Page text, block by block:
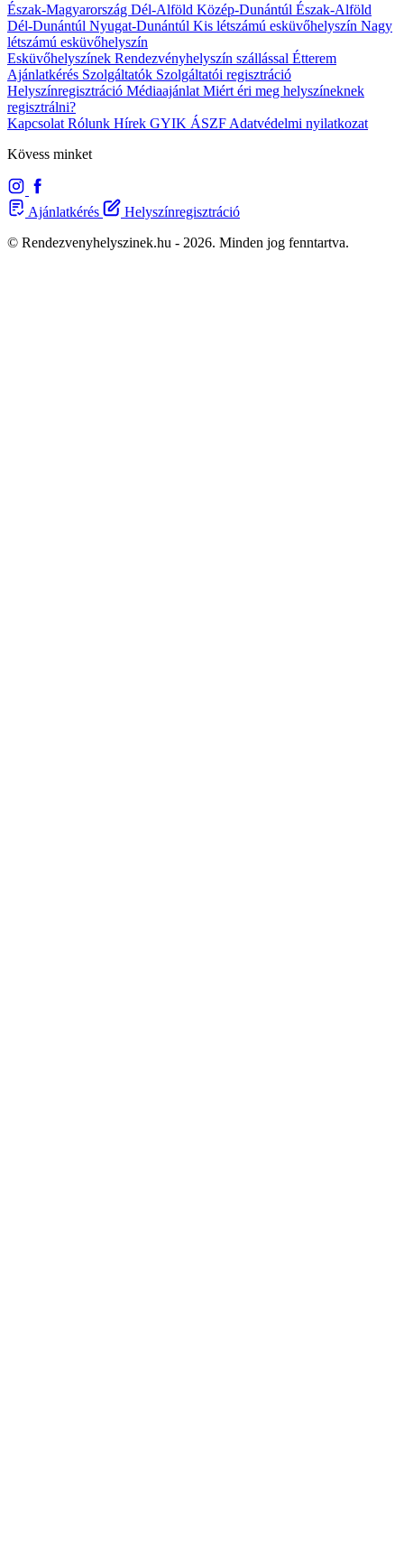
Észak-Magyarország Dél-Alföld Közép-Dunántúl Észak-Alföld
Dél-Dunántúl Nyugat-Dunántúl Kis létszámú esküvőhelyszín Nagy
létszámú esküvőhelyszín
Esküvőhelyszínek Rendezvényhelyszín szállással Étterem
Ajánlatkérés Szolgáltatók Szolgáltatói regisztráció
Helyszínregisztráció Médiaajánlat Miért éri meg helyszíneknek
regisztrálni?
Kapcsolat Rólunk Hírek GYIK ÁSZF Adatvédelmi nyilatkozat
Kövess minket
Ajánlatkérés
Helyszínregisztráció
© Rendezvenyhelyszinek.hu - 2026. Minden jog fenntartva.